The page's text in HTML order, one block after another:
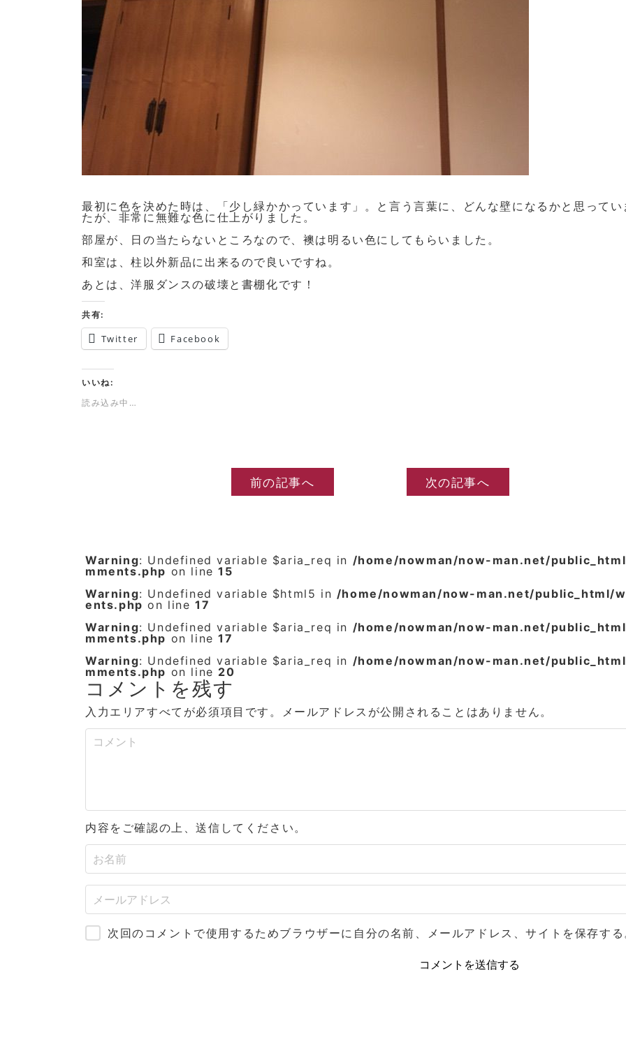
最初に色を決めた時は、「少し緑かかっています」。と言う言葉に、どんな壁になるかと思ってい
たが、非常に無難な色に仕上がりました。
部屋が、日の当たらないところなので、襖は明るい色にしてもらいました。
和室は、柱以外新品に出来るので良いですね。
あとは、洋服ダンスの破壊と書棚化です！
共有:
Twitter Facebook
いいね:
読み込み中…
前の記事へ 次の記事へ
Warning: Undefined variable $aria_req in /home/nowman/now-man.net/
mments.php on line15
Warning: Undefined variable $html5 in /home/nowman/now-man.net/public_html/
ents.php on line17
Warning: Undefined variable $aria_req in /home/nowman/now-man.net/
mments.php on line17
Warning: Undefined variable $aria_req in /home/nowman/now-man.net/
mments.php on line 20
コメントを残す
入力エリアすべてが必須項目です。メールアドレスが公開されることはありません。
内容をご確認の上、送信してください。
次回のコメントで使用するためブラウザーに自分の名前、メールアドレス、サイトを保存す